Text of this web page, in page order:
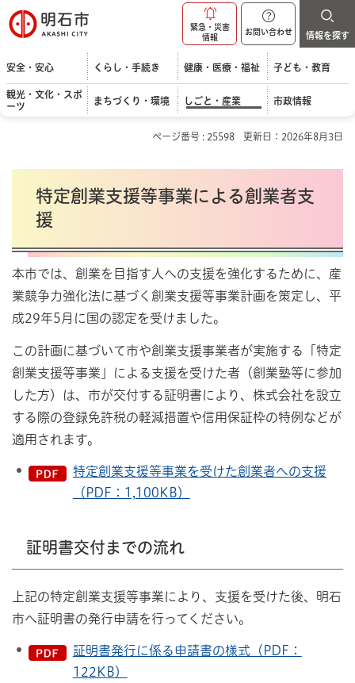
明石市
緊急・災害
情報
お問い合わせ 情報を探す
安全・安心 くらし・手続き 健康・医療・福祉 子ども・教育
観光・文化・スポ
ーツ
まちづくり・環境 しごと・産業 市政情報
ページ番号 : 25598 更新日：2026年8月3日
特定創業支援等事業による創業者支
援
本市では、創業を目指す人への支援を強化するために、産
業競争力強化法に基づく創業支援等事業計画を策定し、平
成29年5月に国の認定を受けました。
この計画に基づいて市や創業支援事業者が実施する「特定
創業支援等事業」による支援を受けた者（創業塾等に参加
した方）は、市が交付する証明書により、株式会社を設立
する際の登録免許税の軽減措置や信用保証枠の特例などが
適用されます。
特定創業支援等事業を受けた創業者への支援
（PDF：1,100KB）
証明書交付までの流れ
上記の特定創業支援等事業により、支援を受けた後、明石
市へ証明書の発行申請を行ってください。
証明書発行に係る申請書の様式（PDF：
122KB）